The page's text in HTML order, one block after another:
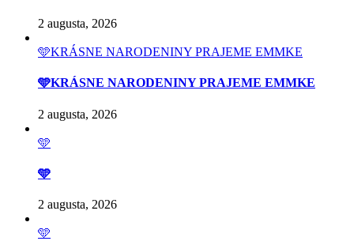
2 augusta, 2026
🩵KRÁSNE NARODENINY PRAJEME EMMKE
🩵KRÁSNE NARODENINY PRAJEME EMMKE
2 augusta, 2026
🩵
🩵
2 augusta, 2026
🩵